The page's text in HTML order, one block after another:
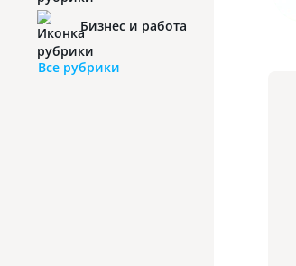
Бизнес и работа
Все рубрики